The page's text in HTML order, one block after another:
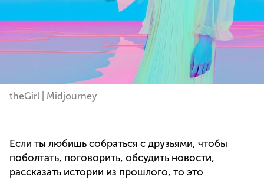
theGirl | Midjourney
Если ты любишь собраться с друзьями, чтобы
поболтать, поговорить, обсудить новости,
рассказать истории из прошлого, то это